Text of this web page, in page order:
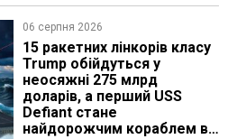
06 серпня 2026
15 ракетних лінкорів класу
Trump обійдуться у
неосяжні 275 млрд
доларів, а перший USS
Defiant стане
найдорожчим кораблем в